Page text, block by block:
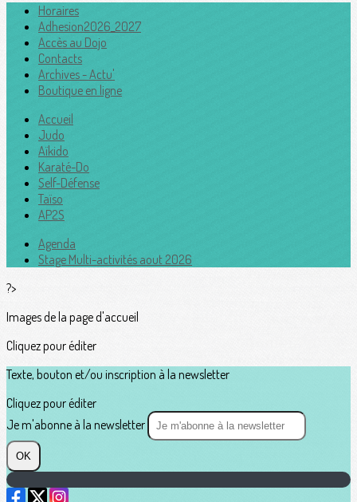
Horaires
Adhesion2026_2027
Accès au Dojo
Contacts
Archives - Actu'
Boutique en ligne
Accueil
Judo
Aïkido
Karaté-Do
Self-Défense
Taïso
AP2S
Agenda
Stage Multi-activités aout 2026
?>
Images de la page d'accueil
Cliquez pour éditer
Texte, bouton et/ou inscription à la newsletter
Cliquez pour éditer
Je m'abonne à la newsletter
OK